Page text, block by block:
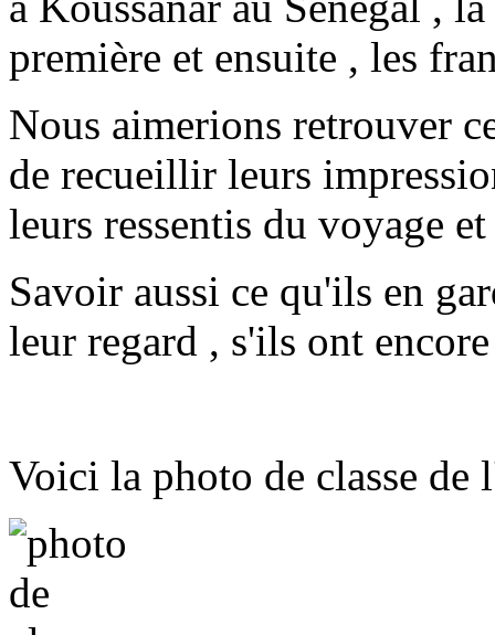
première et ensuite , les
Nous aimerions retrouver
de recueillir leurs
leurs ressentis du voyage
Savoir aussi ce qu'ils en
leur regard , s'ils ont
Voici la photo de classe de